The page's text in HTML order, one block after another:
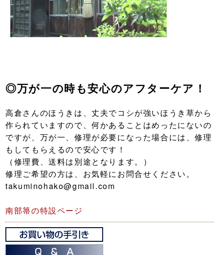
◎万が一の時も安心のアフターケア！
高倉さんのほうきは、丈夫でコシが強いほうき草から
作られていますので、何かあることはめったにないの
ですが、万が一、修理が必要になった場合には、修理
もしてもらえるので安心です！
（修理費、送料は別途となります。）
修理ご希望の方は、お気軽にお問合せください。
takuminohako@gmail.com
南部箒の特設ページ